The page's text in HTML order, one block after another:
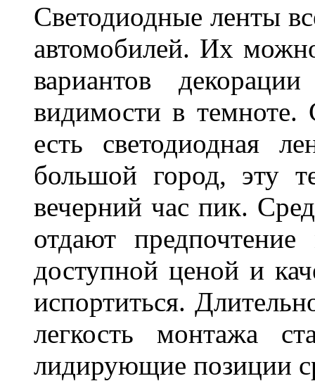
Светодиодные ленты
автомобилей. Их
вариантов
видимости в темноте.
есть светодиодная
большой город, эту
вечерний час пик.
отдают
доступной ценой и
испортиться.
легкость монтажа
лидирующие